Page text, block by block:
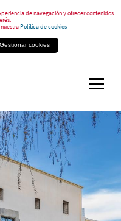
de navegación y ofrecer contenidos
Política de cookies
Gestionar cookies